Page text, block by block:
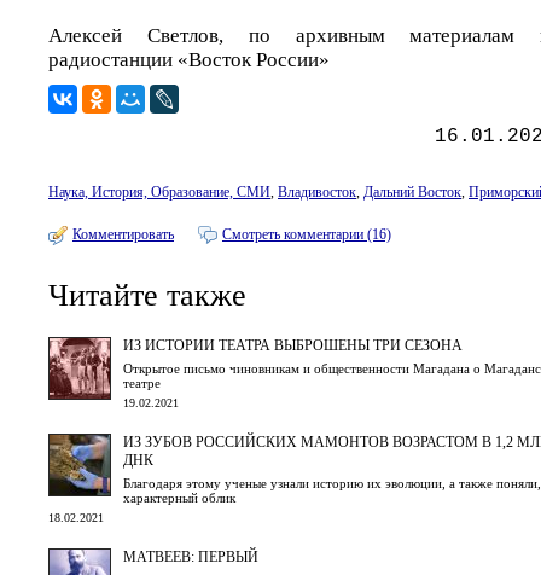
Алексей Светлов, по архивным материалам
радиостанции «Восток России»
Наука, История, Образование, СМИ, Владивосток, Дальний Восток,
Комментировать Смотреть комментарии (16)
Читайте также
ИЗ ИСТОРИИ ТЕАТРА ВЫБРОШЕНЫ ТРИ СЕЗОНА
Открытое письмо чиновникам и общественности Магадана о
театре
19.02.2021
ИЗ ЗУБОВ РОССИЙСКИХ МАМОНТОВ ВОЗРАСТОМ В 1,2
ДНК
Благодаря этому ученые узнали историю их эволюции, а также
характерный облик
18.02.2021
МАТВЕЕВ: ПЕРВЫЙ